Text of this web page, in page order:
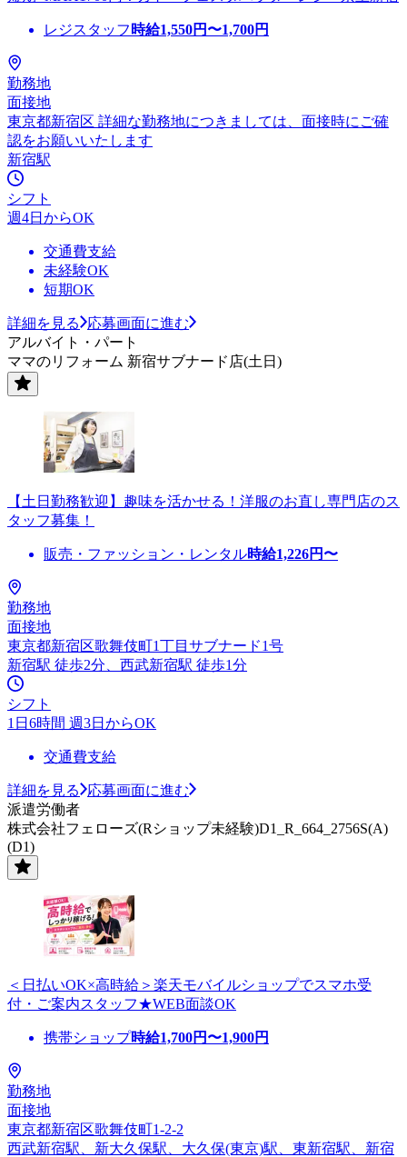
レジスタッフ 時給1,550円〜1,700円
勤務地
面接地
東京都新宿区 詳細な勤務地につきましては、面接時にご確
認をお願いいたします
新宿駅
シフト
週4日からOK
交通費支給
未経験OK
短期OK
詳細を見る
応募画面に進む
アルバイト・パート
ママのリフォーム 新宿サブナード店(土日)
【土日勤務歓迎】趣味を活かせる！洋服のお直し専門店のス
タッフ募集！
販売・ファッション・レンタル時給1,226円〜
勤務地
面接地
東京都新宿区歌舞伎町1丁目サブナード1号
新宿駅 徒歩2分、西武新宿駅 徒歩1分
シフト
1日6時間 週3日からOK
交通費支給
詳細を見る
応募画面に進む
派遣労働者
株式会社フェローズ(Rショップ未経験)D1_R_664_2756S(A)
(D1)
＜日払いOK×高時給＞楽天モバイルショップでスマホ受
付・ご案内スタッフ★WEB面談OK
携帯ショップ時給1,700円〜1,900円
勤務地
面接地
東京都新宿区歌舞伎町1-2-2
西武新宿駅、新大久保駅、大久保(東京)駅、東新宿駅、新宿